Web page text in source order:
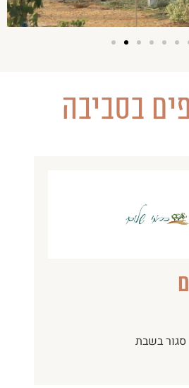
בסביבה
סגור בשבת